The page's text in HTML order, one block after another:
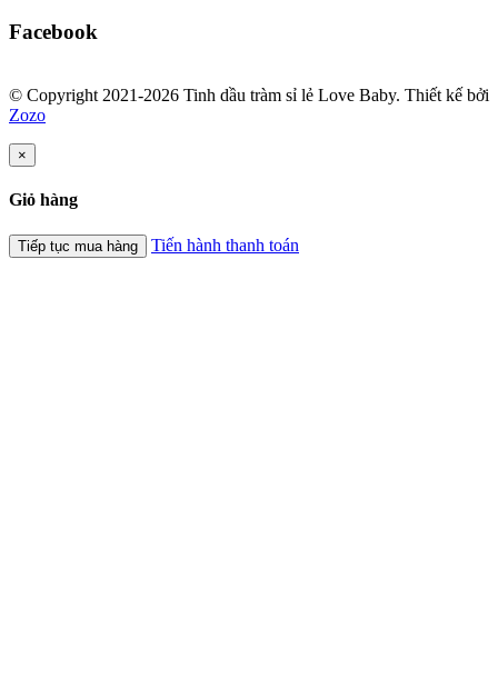
Facebook
© Copyright 2021-2026 Tinh dầu tràm sỉ lẻ Love Baby. Thiết kế bởi
Zozo
×
Giỏ hàng
Tiếp tục mua hàng Tiến hành thanh toán